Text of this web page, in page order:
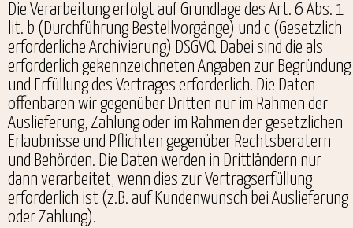
Die Verarbeitung erfolgt auf Grundlage des Art. 6 Abs. 1
lit. b (Durchführung Bestellvorgänge) und c (Gesetzlich
erforderliche Archivierung) DSGVO. Dabei sind die als
erforderlich gekennzeichneten Angaben zur Begründung
und Erfüllung des Vertrages erforderlich. Die Daten
offenbaren wir gegenüber Dritten nur im Rahmen der
Auslieferung, Zahlung oder im Rahmen der gesetzlichen
Erlaubnisse und Pflichten gegenüber Rechtsberatern
und Behörden. Die Daten werden in Drittländern nur
dann verarbeitet, wenn dies zur Vertragserfüllung
erforderlich ist (z.B. auf Kundenwunsch bei Auslieferung
oder Zahlung).